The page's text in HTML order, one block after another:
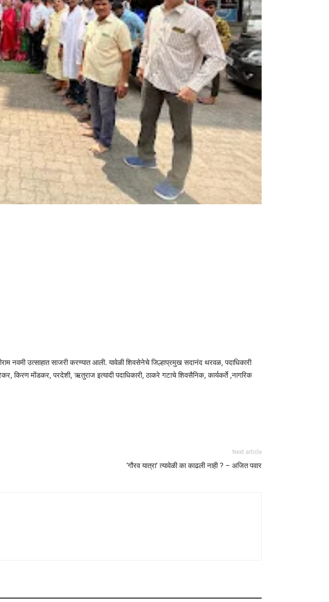
नवमी उत्साहात साजरी करण्यात आली. यावेळी शिवसेनेचे जिल्हाप्रमुख सदानंद थरवळ, पदाधिकारी
किरण मोंडकर, परदेशी, ऋतुराज इत्यादी पदाधिकारी, ठाकरे गटाचे शिवसैनिक, कार्यकर्ते ,नागरिक
Next article
‘गौरव यात्रा’ त्यावेळी का काढली नाही ? – अजित पवार